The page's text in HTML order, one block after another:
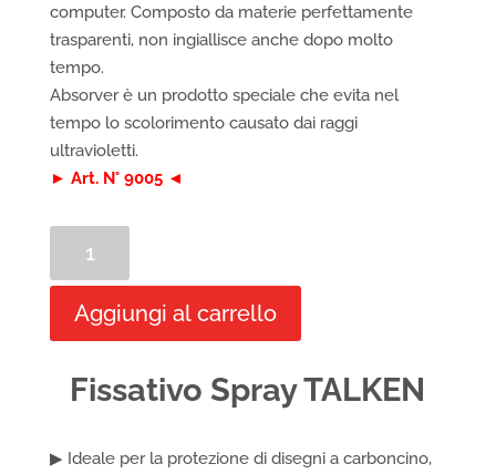
computer. Composto da materie perfettamente
trasparenti, non ingiallisce anche dopo molto
tempo.
Absorver è un prodotto speciale che evita nel
tempo lo scolorimento causato dai raggi
ultravioletti.
► Art. N° 9005 ◄
Spray
TALKEN
quantità
Aggiungi al carrello
Fissativo Spray TALKEN
▶ Ideale per la protezione di disegni a carboncino,